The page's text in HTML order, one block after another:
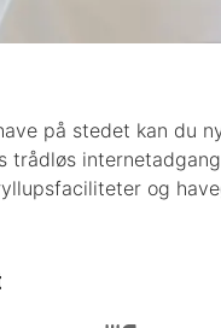
på stedet kan du
trådløs
og